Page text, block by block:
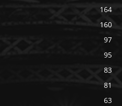
164
160
97
95
83
81
63